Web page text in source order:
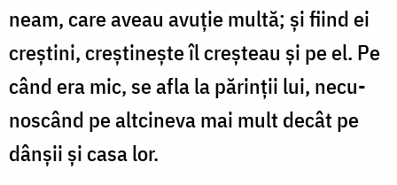
neam, care aveau avuție multă; și fiind ei
creștini, creștinește îl creșteau și pe el. Pe
când era mic, se afla la părinții lui, necu­
nos­când pe alt­ci­neva mai mult decât pe
dânșii și casa lor.